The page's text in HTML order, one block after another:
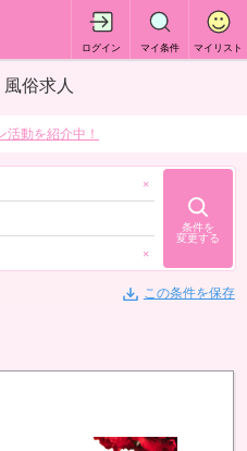
ログイン マイ条件 マイリスト
俗求人
動を紹介中！
×
×
条件を
変更する
この条件を保存